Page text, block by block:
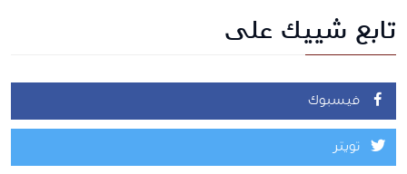
تابع شييك على
فيسبوك
تويتر